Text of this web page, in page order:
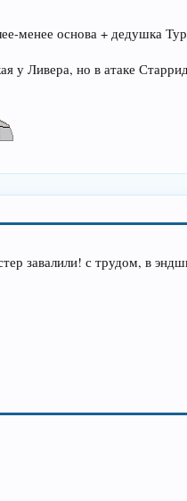
менее основа + дедушка
у Ливера, но в атаке
завалили! с трудом, в